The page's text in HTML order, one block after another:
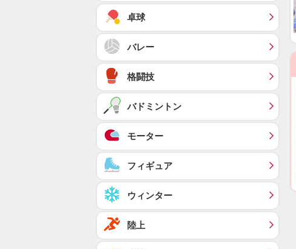
卓球
バレー
格闘技
バドミントン
モーター
フィギュア
ウィンター
陸上